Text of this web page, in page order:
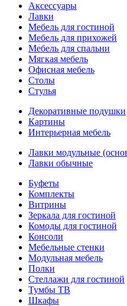
Аксессуары
Лавки
Мебель для гостиной
Мебель для прихожей
Мебель для спальни
Мягкая мебель
Офисная мебель
Столы
Стулья
Декоративные подушки
Картины
Интерьерная мебель
Лавки модульные
Лавки обычные
Буфеты
Комплекты
Витрины
Зеркала для гостиной
Комоды для гостиной
Консоли
Мебельные стенки
Модульная мебель
Полки
Стеллажи для гостиной
Тумбы ТВ
Шкафы